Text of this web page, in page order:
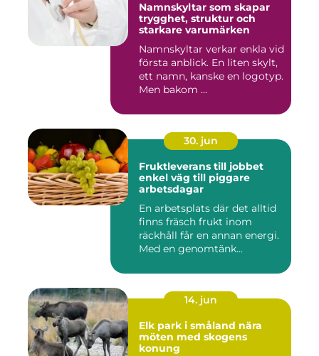
Namnskyltar som skapar
trygghet, struktur och
starkare varumärken
Namnskyltar verkar enkla vid
första anblick. En liten skylt,
ett namn, kanske en logotyp.
Men bakom ...
30. jun
Fruktleverans till jobbet
enkel väg till piggare
arbetsdagar
En arbetsplats där det alltid
finns fräsch frukt inom
räckhåll får en annan energi.
Med en genomtänk...
14. jun
Elk park i småland nära
möten med skogens
konung